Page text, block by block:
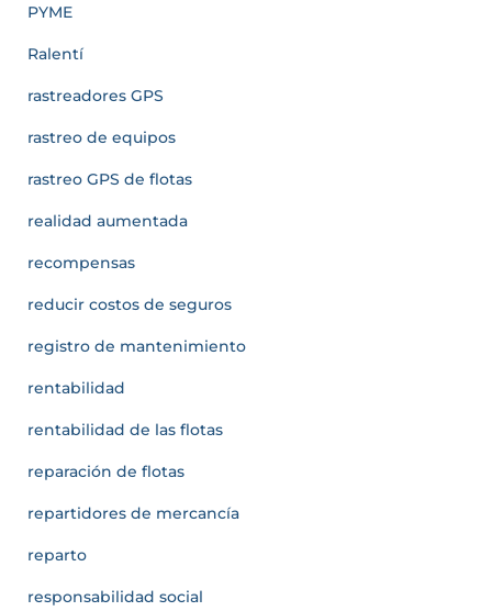
PYME
Ralentí
rastreadores GPS
rastreo de equipos
rastreo GPS de flotas
realidad aumentada
recompensas
reducir costos de seguros
registro de mantenimiento
rentabilidad
rentabilidad de las flotas
reparación de flotas
repartidores de mercancía
reparto
responsabilidad social